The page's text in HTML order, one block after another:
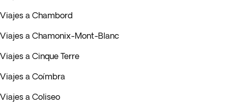
Viajes a Chambord
Viajes a Chamonix-Mont-Blanc
Viajes a Cinque Terre
Viajes a Coímbra
Viajes a Coliseo